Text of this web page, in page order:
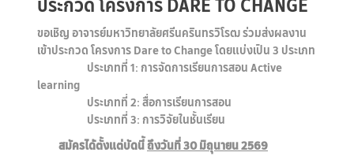
ขอเชิญ อาจารย์มหาวิทยาลัยศรีนครินทรวิโรฒ ร่วมส่งผลงาน
เข้าประกวด โครงการ Dare to Change โดยแบ่งเป็น 3 ประเภท
ประเภทที่ 1: การจัดการเรียนการสอน Active
learning
ประเภทที่ 2: สื่อการเรียนการสอน
ประเภทที่ 3: การวิจัยในชั้นเรียน
สมัครได้ตั้งแต่บัดนี้ถึงวันที่ 30 มิถุนายน 2569